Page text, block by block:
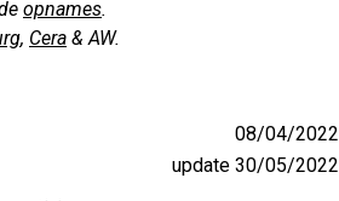
opnames.
, Cera & AW.
08/04/2022
update 30/05/2022